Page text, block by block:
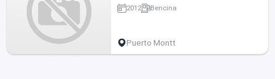
2012 Bencina
Puerto Montt